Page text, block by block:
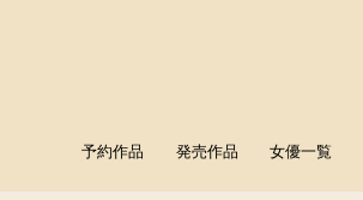
予約作品 発売作品 女優一覧